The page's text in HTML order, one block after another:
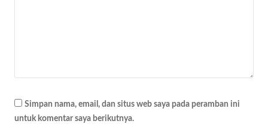
Simpan nama, email, dan situs web saya pada peramban ini
untuk komentar saya berikutnya.